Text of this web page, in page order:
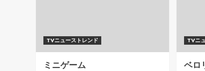
TVニューストレンド
ミニゲーム
TVニ
ベロ